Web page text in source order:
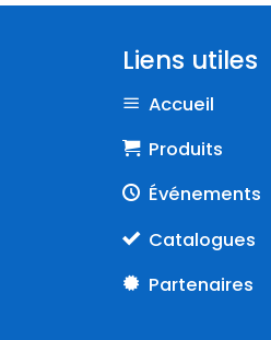
BIOCHROM
COLE-PARMER
CORNING
DURAN
EPPENDORF
ERLAB
Liens utiles
Accueil
Produits
Événements
Catalogues
Partenaires